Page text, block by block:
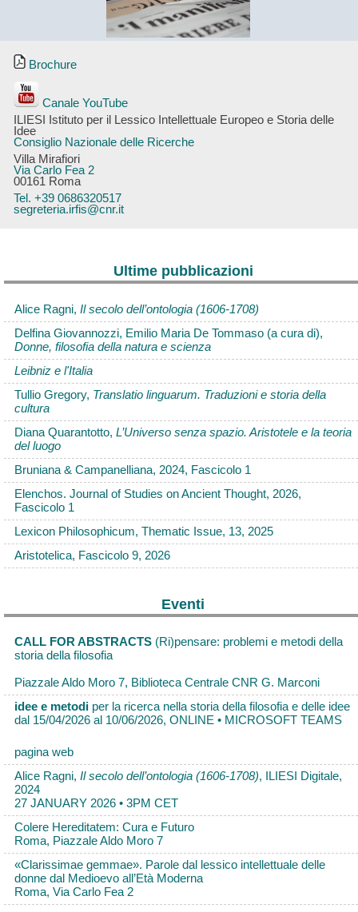
Brochure
Canale YouTube
ILIESI Istituto per il Lessico Intellettuale Europeo e Storia delle
Idee
Consiglio Nazionale delle Ricerche
Villa Mirafiori
Via Carlo Fea 2
00161 Roma
Tel. +39 0686320517
segreteria.irfis@cnr.it
Ultime pubblicazioni
Alice Ragni, Il secolo dell’ontologia (1606-1708)
Delfina Giovannozzi, Emilio Maria De Tommaso (a cura di),
Donne, filosofia della natura e scienza
Leibniz e l'Italia
Tullio Gregory, Translatio linguarum. Traduzioni e storia della
cultura
Diana Quarantotto, L’Universo senza spazio. Aristotele e la teoria
del luogo
Bruniana & Campanelliana, 2024, Fascicolo 1
Elenchos. Journal of Studies on Ancient Thought, 2026,
Fascicolo 1
Lexicon Philosophicum, Thematic Issue, 13, 2025
Aristotelica, Fascicolo 9, 2026
Eventi
CALL FOR ABSTRACTS (Ri)pensare: problemi e metodi della
storia della filosofia
Piazzale Aldo Moro 7, Biblioteca Centrale CNR G. Marconi
idee e metodi per la ricerca nella storia della filosofia e delle idee
dal 15/04/2026 al 10/06/2026, ONLINE • MICROSOFT TEAMS
pagina web
Alice Ragni, Il secolo dell’ontologia (1606-1708), ILIESI Digitale,
2024
27 JANUARY 2026 • 3PM CET
Colere Hereditatem: Cura e Futuro
Roma, Piazzale Aldo Moro 7
«Clarissimae gemmae». Parole dal lessico intellettuale delle
donne dal Medioevo all’Età Moderna
Roma, Via Carlo Fea 2